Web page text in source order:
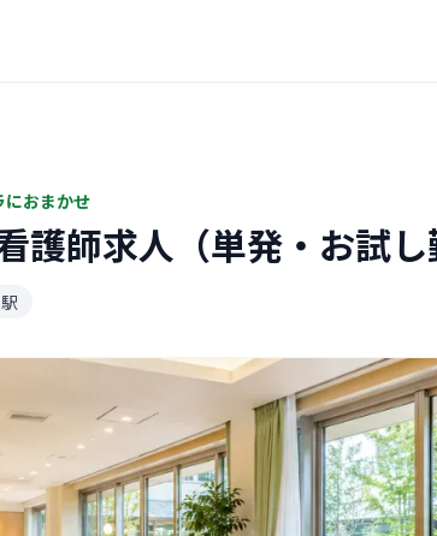
におまかせ
護師求人（単発・お試し